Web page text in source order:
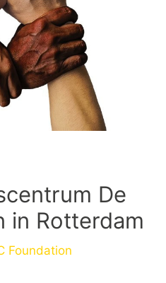
De
in Rotterdam
Foundation